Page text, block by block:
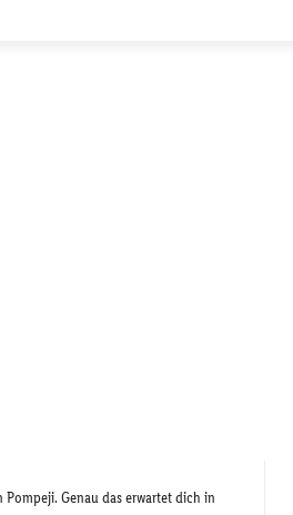
Genau das erwartet dich in